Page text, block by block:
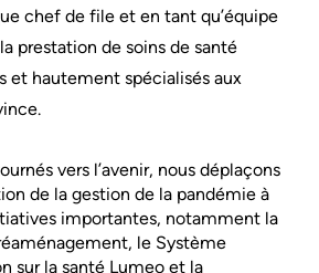
the
Hospital
expenses
Visiting
A
Pharmacy
Spiritual
Health
Test
Notre
carte
de
et
sécurité
du
chef de file et en tant qu’équipe
prestation de soins de santé
et hautement spécialisés aux
vers l’avenir, nous déplaçons
de la gestion de la pandémie à
importantes, notamment la
le Système
sur la santé Lumeo et la